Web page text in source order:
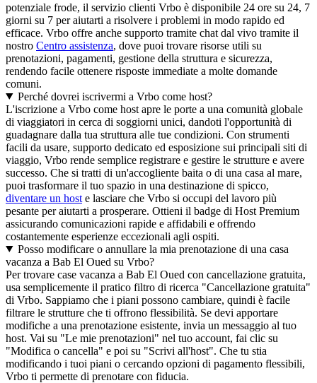
potenziale frode, il servizio clienti Vrbo è disponibile 24 ore su 24, 7
giorni su 7 per aiutarti a risolvere i problemi in modo rapido ed
efficace. Vrbo offre anche supporto tramite chat dal vivo tramite il
nostro Centro assistenza, dove puoi trovare risorse utili su
prenotazioni, pagamenti, gestione della struttura e sicurezza,
rendendo facile ottenere risposte immediate a molte domande
comuni.
Perché dovrei iscrivermi a Vrbo come host?
L'iscrizione a Vrbo come host apre le porte a una comunità globale
di viaggiatori in cerca di soggiorni unici, dandoti l'opportunità di
guadagnare dalla tua struttura alle tue condizioni. Con strumenti
facili da usare, supporto dedicato ed esposizione sui principali siti di
viaggio, Vrbo rende semplice registrare e gestire le strutture e avere
successo. Che si tratti di un'accogliente baita o di una casa al mare,
puoi trasformare il tuo spazio in una destinazione di spicco,
diventare un host e lasciare che Vrbo si occupi del lavoro più
pesante per aiutarti a prosperare. Ottieni il badge di Host Premium
assicurando comunicazioni rapide e affidabili e offrendo
costantemente esperienze eccezionali agli ospiti.
Posso modificare o annullare la mia prenotazione di una casa
vacanza a Bab El Oued su Vrbo?
Per trovare case vacanza a Bab El Oued con cancellazione gratuita,
usa semplicemente il pratico filtro di ricerca "Cancellazione gratuita"
di Vrbo. Sappiamo che i piani possono cambiare, quindi è facile
filtrare le strutture che ti offrono flessibilità. Se devi apportare
modifiche a una prenotazione esistente, invia un messaggio al tuo
host. Vai su "Le mie prenotazioni" nel tuo account, fai clic su
"Modifica o cancella" e poi su "Scrivi all'host". Che tu stia
modificando i tuoi piani o cercando opzioni di pagamento flessibili,
Vrbo ti permette di prenotare con fiducia.